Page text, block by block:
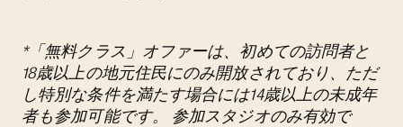
*「無料クラス」オファーは、初めての訪問者と
18歳以上の地元住民にのみ開放されており、ただ
し特別な条件を満たす場合には14歳以上の未成年
者も参加可能です。 参加スタジオのみ有効で